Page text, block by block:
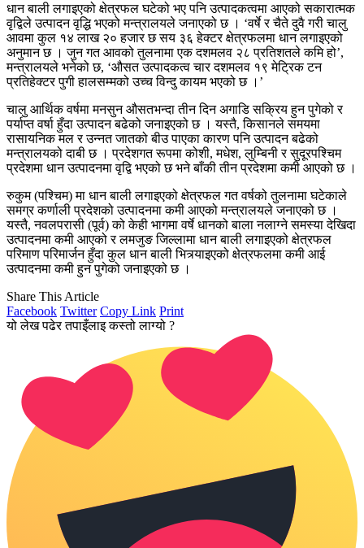
धान बाली लगाइएको क्षेत्रफल घटेको भए पनि उत्पादकत्वमा आएको सकारात्मक
वृद्विले उत्पादन वृद्धि भएको मन्त्रालयले जनाएको छ । ‘वर्षे र चैते दुवै गरी चालु
आवमा कुल १४ लाख २० हजार छ सय ३६ हेक्टर क्षेत्रफलमा धान लगाइएको
अनुमान छ । जुन गत आवको तुलनामा एक दशमलव २८ प्रतिशतले कमि हो’,
मन्त्रालयले भनेको छ, ‘औसत उत्पादकत्व चार दशमलव १९ मेट्रिक टन
प्रतिहेक्टर पुगी हालसम्मको उच्च विन्दु कायम भएको छ ।’
चालु आर्थिक वर्षमा मनसुन औसतभन्दा तीन दिन अगाडि सक्रिय हुन पुगेको र
पर्याप्त वर्षा हुँदा उत्पादन बढेको जनाइएको छ । यस्तै, किसानले समयमा
रासायनिक मल र उन्नत जातको बीउ पाएका कारण पनि उत्पादन बढेको
मन्त्रालयको दाबी छ । प्रदेशगत रूपमा कोशी, मधेश, लुम्बिनी र सुदूरपश्चिम
प्रदेशमा धान उत्पादनमा वृद्वि भएको छ भने बाँकी तीन प्रदेशमा कमी आएको छ ।
रुकुम (पश्चिम) मा धान बाली लगाइएको क्षेत्रफल गत वर्षको तुलनामा घटेकाले
समग्र कर्णाली प्रदेशको उत्पादनमा कमी आएको मन्त्रालयले जनाएको छ ।
यस्तै, नवलपरासी (पूर्व) को केही भागमा वर्षे धानको बाला नलाग्ने समस्या देखिदा
उत्पादनमा कमी आएको र लमजुङ जिल्लामा धान बाली लगाइएको क्षेत्रफल
परिमाण परिमार्जन हुँदा कुल धान बाली भित्र्याइएको क्षेत्रफलमा कमी आई
उत्पादनमा कमी हुन पुगेको जनाइएको छ ।
Share This Article
Facebook Twitter Copy Link Print
यो लेख पढेर तपाइँलाइ कस्तो लाग्यो ?